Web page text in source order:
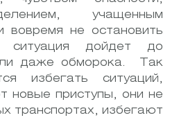
учащенным
вовремя не остановить
ситуация дойдет до
даже обморока.
Так
избегать ситуаций,
новые приступы, они не
транспортах, избегают